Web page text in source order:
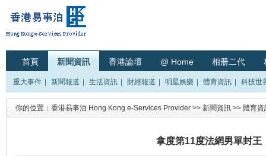
首頁 新聞資訊 香港論壇 @ Home 相册二代
重大事件 新聞報道 生活資訊 財經報道 明星娛樂 體育資訊 科技世
你的位置： 香港易事泊 Hong Kong e-Services Provider >> 新聞資訊 >> 體育資
拿度第11度法網男單封王